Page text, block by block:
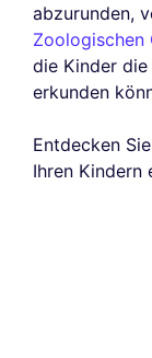
abzurunden,
Zoologischen
die Kinder
erkunden
Entdecken
Ihren Kindern